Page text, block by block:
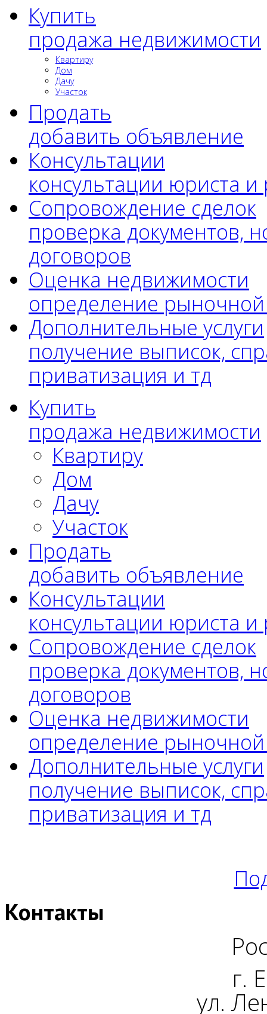
Купить
продажа недвижимости
Квартиру
Дом
Дачу
Участок
Продать
добавить объявление
Консультации
консультации юриста и
Сопровождение сделок
проверка документов,
договоров
Оценка недвижимости
определение рыночной
Дополнительные услуги
получение выписок,
приватизация и тд
Купить
продажа недвижимости
Квартиру
Дом
Дачу
Участок
Продать
добавить объявление
Консультации
консультации юриста и
Сопровождение сделок
проверка документов,
договоров
Оценка недвижимости
определение рыночной
Дополнительные услуги
получение выписок,
приватизация и тд
Контакты
г.
ул.